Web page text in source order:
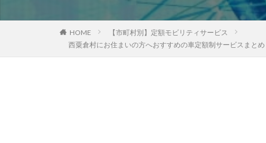
HOME
【市町村別】定額モビリティサービス
西粟倉村にお住まいの方へおすすめの車定額制サービスまと